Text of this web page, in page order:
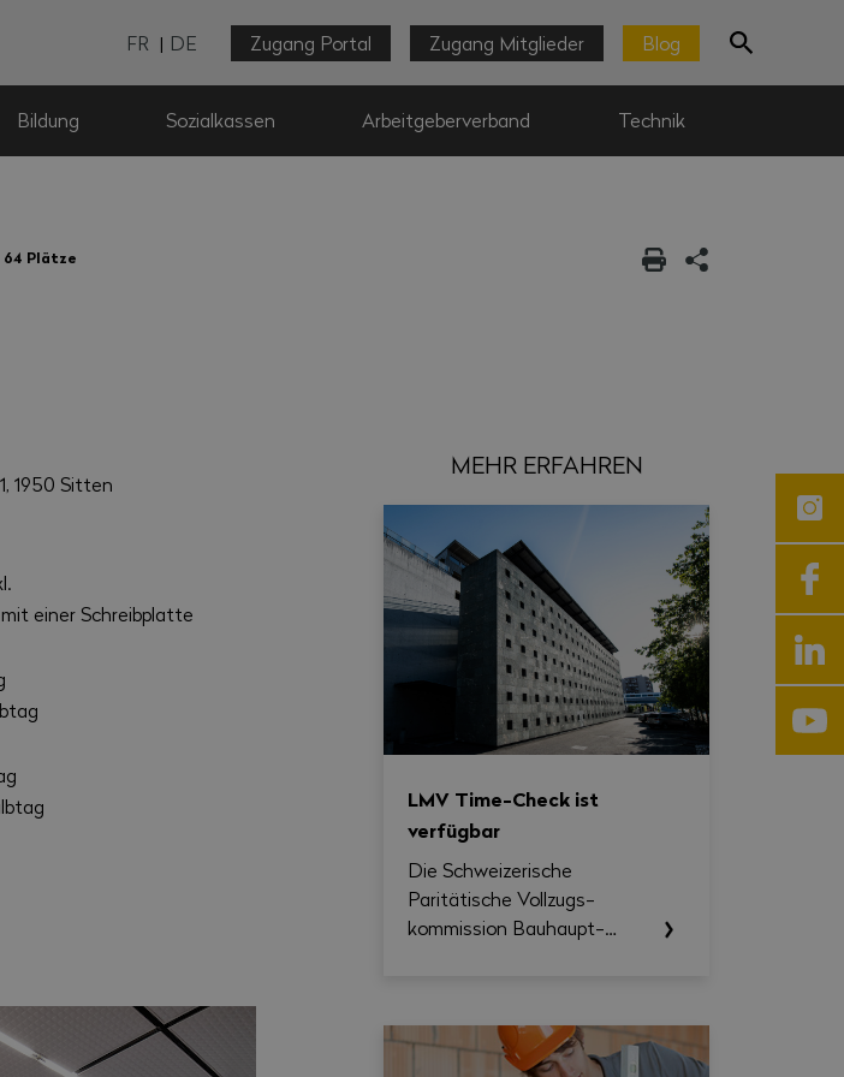
FR DE Zugang Portal Zugang Mitglieder Blog
Bildung Sozialkassen Arbeitgeberverband Technik
64 Plätze
1950 Sitten
einer Schreibplatte
MEHR ERFAHREN
LMV Time-Check ist
verfügbar
Die Schweizerische
Paritätische Vollzugs­
kommission Bau­haupt­
Berufskommissionen ab
sofort das LMV Time-Check